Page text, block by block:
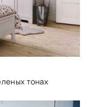
тонах